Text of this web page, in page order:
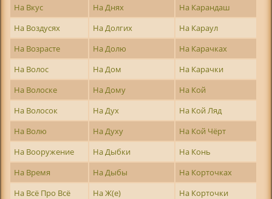
На Вкус
На Днях
На Карандаш
На Воздусях
На Долгих
На Караул
На Возрасте
На Долю
На Карачках
На Волос
На Дом
На Карачки
На Волоске
На Дому
На Кой
На Волосок
На Дух
На Кой Ляд
На Волю
На Духу
На Кой Чёрт
На Вооружение
На Дыбки
На Конь
На Время
На Дыбы
На Корточках
На Всё Про Всё
На Ж(е) На Корточки